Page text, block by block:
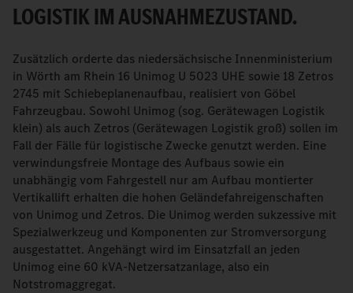
LOGISTIK IM AUSNAHMEZUSTAND.
Zusätzlich orderte das niedersächsische Innenministerium
in Wörth am Rhein 16 Unimog U 5023 UHE sowie 18 Zetros
2745 mit Schiebeplanenaufbau, realisiert von Göbel
Fahrzeugbau. Sowohl Unimog (sog. Gerätewagen Logistik
klein) als auch Zetros (Gerätewagen Logistik groß) sollen im
Fall der Fälle für logistische Zwecke genutzt werden. Eine
verwindungsfreie Montage des Aufbaus sowie ein
unabhängig vom Fahrgestell nur am Aufbau montierter
Vertikallift erhalten die hohen Geländefahreigenschaften
von Unimog und Zetros. Die Unimog werden sukzessive mit
Spezialwerkzeug und Komponenten zur Stromversorgung
ausgestattet. Angehängt wird im Einsatzfall an jeden
Unimog eine 60 kVA-Netzersatzanlage, also ein
Notstromaggregat.